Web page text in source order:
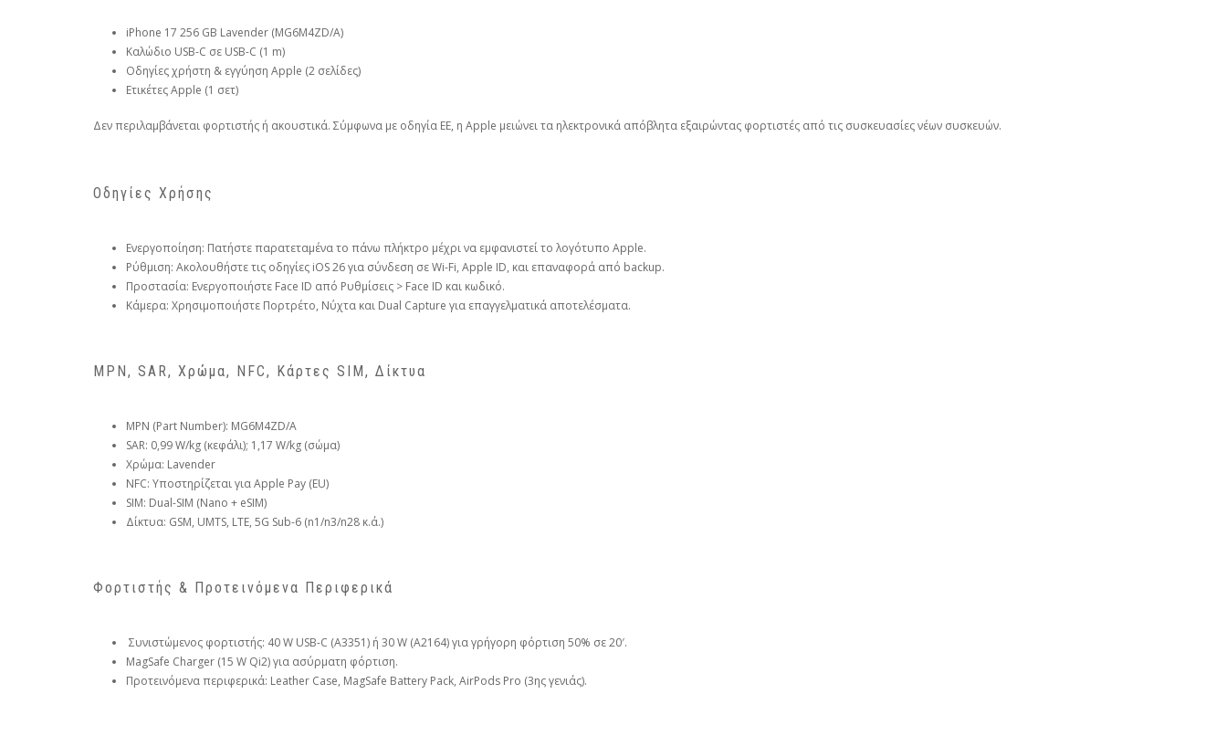
iPhone 17 256 GB Lavender (MG6M4ZD/A)
Καλώδιο USB-C σε USB-C (1 m)
Οδηγίες χρήστη & εγγύηση Apple (2 σελίδες)
Ετικέτες Apple (1 σετ)
Δεν περιλαμβάνεται φορτιστής ή ακουστικά. Σύμφωνα με οδηγία ΕΕ, η Apple μειώνει τα ηλεκτρονικά απόβλητα εξαιρώντας φορτιστές από τις συσκευασίες νέων συσκευών.
Οδηγίες Χρήσης
Ενεργοποίηση: Πατήστε παρατεταμένα το πάνω πλήκτρο μέχρι να εμφανιστεί το λογότυπο Apple.
Ρύθμιση: Ακολουθήστε τις οδηγίες iOS 26 για σύνδεση σε Wi-Fi, Apple ID, και επαναφορά από backup.
Προστασία: Ενεργοποιήστε Face ID από Ρυθμίσεις > Face ID και κωδικό.
Κάμερα: Χρησιμοποιήστε Πορτρέτο, Νύχτα και Dual Capture για επαγγελματικά αποτελέσματα.
MPN, SAR, Χρώμα, NFC, Κάρτες SIM, Δίκτυα
MPN (Part Number): MG6M4ZD/A
SAR: 0,99 W/kg (κεφάλι); 1,17 W/kg (σώμα)
Χρώμα: Lavender
NFC: Υποστηρίζεται για Apple Pay (EU)
SIM: Dual-SIM (Nano + eSIM)
Δίκτυα: GSM, UMTS, LTE, 5G Sub-6 (n1/n3/n28 κ.ά.)
Φορτιστής & Προτεινόμενα Περιφερικά
Συνιστώμενος φορτιστής: 40 W USB-C (A3351) ή 30 W (A2164) για γρήγορη φόρτιση 50% σε 20′.
MagSafe Charger (15 W Qi2) για ασύρματη φόρτιση.
Προτεινόμενα περιφερικά: Leather Case, MagSafe Battery Pack, AirPods Pro (3ης γενιάς).